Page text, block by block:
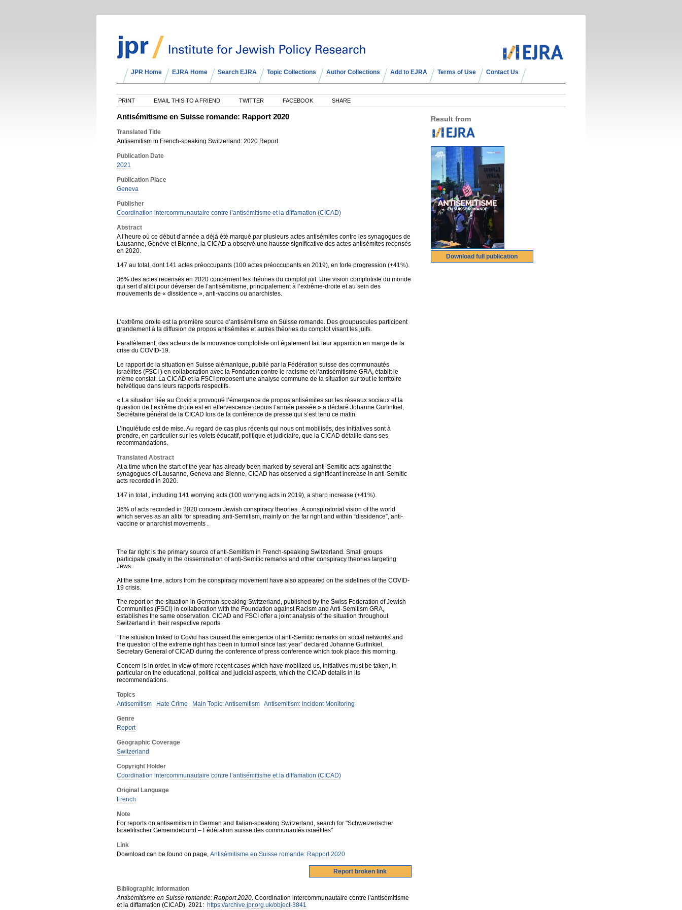
JPR Home EJRA Home Search EJRA Topic Collections Author Collections Add to EJRA Terms of Use Contact Us
PRINT EMAIL THIS TO A FRIEND TWITTER FACEBOOK SHARE
Antisémitisme en Suisse romande: Rapport 2020
Translated Title
Antisemitism in French-speaking Switzerland: 2020 Report
Publication Date
2021
Publication Place
Geneva
Publisher
Coordination intercommunautaire contre l’antisémitisme et la diffamation (CICAD)
Abstract
A l’heure où ce début d’année a déjà été marqué par plusieurs actes antisémites contre les synagogues de
Lausanne, Genève et Bienne, la CICAD a observé une hausse significative des actes antisémites recensés
en 2020.
147 au total, dont 141 actes préoccupants (100 actes préoccupants en 2019), en forte progression (+41%).
36% des actes recensés en 2020 concernent les théories du complot juif. Une vision complotiste du monde
qui sert d’alibi pour déverser de l’antisémitisme, principalement à l’extrême-droite et au sein des
mouvements de « dissidence », anti-vaccins ou anarchistes.
L’extrême droite est la première source d’antisémitisme en Suisse romande. Des groupuscules participent
grandement à la diffusion de propos antisémites et autres théories du complot visant les juifs.
Parallèlement, des acteurs de la mouvance complotiste ont également fait leur apparition en marge de la
crise du COVID-19.
Le rapport de la situation en Suisse alémanique, publié par la Fédération suisse des communautés
israélites (FSCI ) en collaboration avec la Fondation contre le racisme et l’antisémitisme GRA, établit le
même constat. La CICAD et la FSCI proposent une analyse commune de la situation sur tout le territoire
helvétique dans leurs rapports respectifs.
« La situation liée au Covid a provoqué l’émergence de propos antisémites sur les réseaux sociaux et la
question de l’extrême droite est en effervescence depuis l’année passée » a déclaré Johanne Gurfinkiel,
Secrétaire général de la CICAD lors de la conférence de presse qui s’est tenu ce matin.
L’inquiétude est de mise. Au regard de cas plus récents qui nous ont mobilisés, des initiatives sont à
prendre, en particulier sur les volets éducatif, politique et judiciaire, que la CICAD détaille dans ses
recommandations.
Translated Abstract
At a time when the start of the year has already been marked by several anti-Semitic acts against the
synagogues of Lausanne, Geneva and Bienne, CICAD has observed a significant increase in anti-Semitic
acts recorded in 2020.
147 in total , including 141 worrying acts (100 worrying acts in 2019), a sharp increase (+41%).
36% of acts recorded in 2020 concern Jewish conspiracy theories . A conspiratorial vision of the world
which serves as an alibi for spreading anti-Semitism, mainly on the far right and within “dissidence”, anti-
vaccine or anarchist movements .
The far right is the primary source of anti-Semitism in French-speaking Switzerland. Small groups
participate greatly in the dissemination of anti-Semitic remarks and other conspiracy theories targeting
Jews.
At the same time, actors from the conspiracy movement have also appeared on the sidelines of the COVID-
19 crisis.
The report on the situation in German-speaking Switzerland, published by the Swiss Federation of Jewish
Communities (FSCI) in collaboration with the Foundation against Racism and Anti-Semitism GRA,
establishes the same observation. CICAD and FSCI offer a joint analysis of the situation throughout
Switzerland in their respective reports.
“The situation linked to Covid has caused the emergence of anti-Semitic remarks on social networks and
the question of the extreme right has been in turmoil since last year” declared Johanne Gurfinkiel,
Secretary General of CICAD during the conference of press conference which took place this morning.
Concern is in order. In view of more recent cases which have mobilized us, initiatives must be taken, in
particular on the educational, political and judicial aspects, which the CICAD details in its
recommendations.
Topics
Antisemitism
Hate Crime Main Topic: Antisemitism Antisemitism: Incident Monitoring
Genre
Report
Geographic Coverage
Switzerland
Copyright Holder
Coordination intercommunautaire contre l’antisémitisme et la diffamation (CICAD)
Original Language
French
Note
For reports on antisemitism in German and Italian-speaking Switzerland, search for "Schweizerischer
Israelitischer Gemeindebund – Fédération suisse des communautés israélites"
Link
Download can be found on page, Antisémitisme en Suisse romande: Rapport 2020
Bibliographic Information
Antisémitisme en Suisse romande: Rapport 2020. Coordination intercommunautaire contre l’antisémitisme
et la diffamation (CICAD). 2021: https://archive.jpr.org.uk/object-3841
Result from
Download full publication